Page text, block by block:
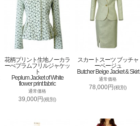
花柄プリント生地ノーカラ
ーぺプラムフリルジャケッ
ト
Peplum Jacket of White
flower print fabric
通常価格
39,000円(税別)
スカートスーツ ブッチャ
ーベージュ
Butcher Beige Jacket & Skirt
通常価格
78,000円(税別)